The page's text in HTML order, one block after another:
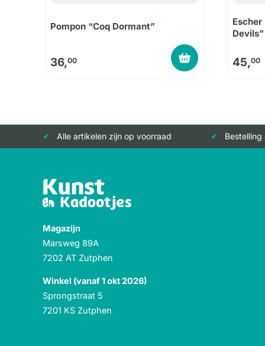
Pompon “Coq Dormant”
36,00
Devils”
45,00
Alle artikelen zijn op voorraad
Magazijn
Marsweg 89A
7202 AT Zutphen
Winkel (vanaf 1 okt 2026)
Sprongstraat 5
7201 KS Zutphen